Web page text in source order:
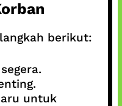
berikut:
untuk